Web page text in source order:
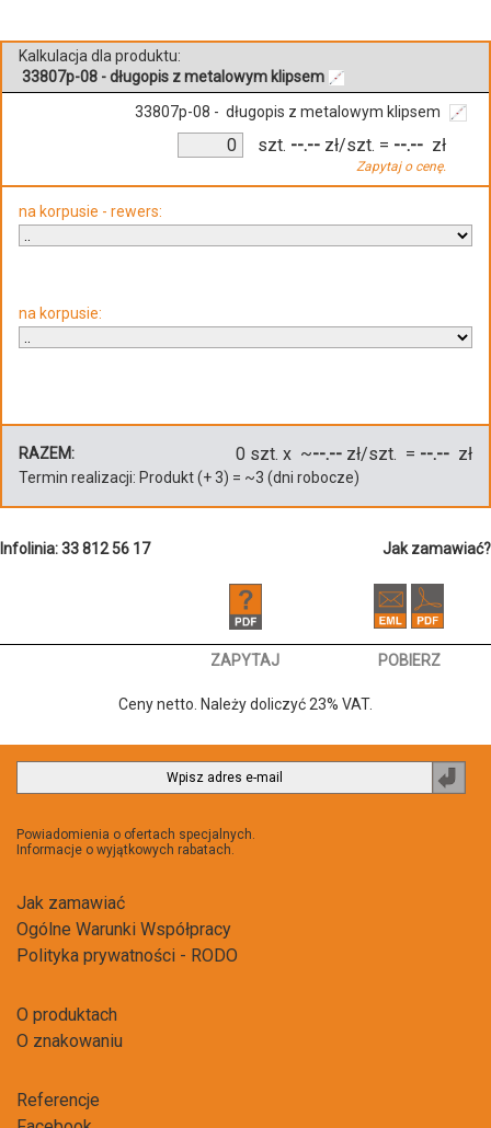
Kalkulacja dla produktu:
33807p-08 - długopis z metalowym klipsem
33807p-08 - długopis z metalowym klipsem
szt. --.-- zł/szt.
Zapytaj o cenę.
= --.-- zł
na korpusie - rewers:
na korpusie:
RAZEM: 0 szt. x ~--.-- zł/szt. = --.-- zł
Termin realizacji: Produkt(+3) = ~3 (dni robocze)
Infolinia: 33 812 56 17 Jak zamawiać?
ZAPYTAJ POBIERZ
Ceny netto. Należy doliczyć 23% VAT.
Powiadomienia o ofertach specjalnych.
Informacje o wyjątkowych rabatach.
Jak zamawiać
Ogólne Warunki Współpracy
Polityka prywatności - RODO
O produktach
O znakowaniu
Referencje